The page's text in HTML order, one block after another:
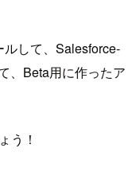
ルして、Salesforce-
、Beta用に作ったア
う！